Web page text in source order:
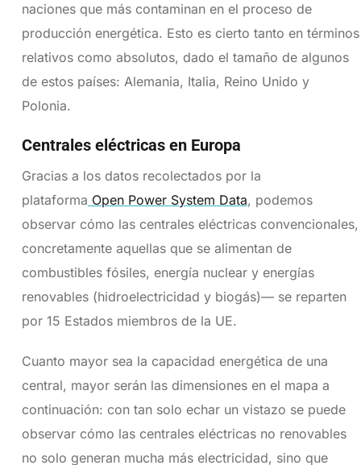
naciones que más contaminan en el proceso de
producción energética. Esto es cierto tanto en términos
relativos como absolutos, dado el tamaño de algunos
de estos países: Alemania, Italia, Reino Unido y
Polonia.
Centrales eléctricas en Europa
Gracias a los datos recolectados por la
plataforma Open Power System Data, podemos
observar cómo las centrales eléctricas convencionales,
concretamente aquellas que se alimentan de
combustibles fósiles, energía nuclear y energías
renovables (hidroelectricidad y biogás)— se reparten
por 15 Estados miembros de la UE.
Cuanto mayor sea la capacidad energética de una
central, mayor serán las dimensiones en el mapa a
continuación: con tan solo echar un vistazo se puede
observar cómo las centrales eléctricas no renovables
no solo generan mucha más electricidad, sino que